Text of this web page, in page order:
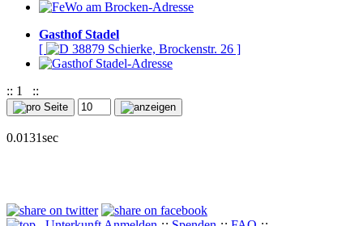
Gasthof Stadel
[
38879 Schierke, Brockenstr. 26 ]
:: 1 ::
0.0131sec